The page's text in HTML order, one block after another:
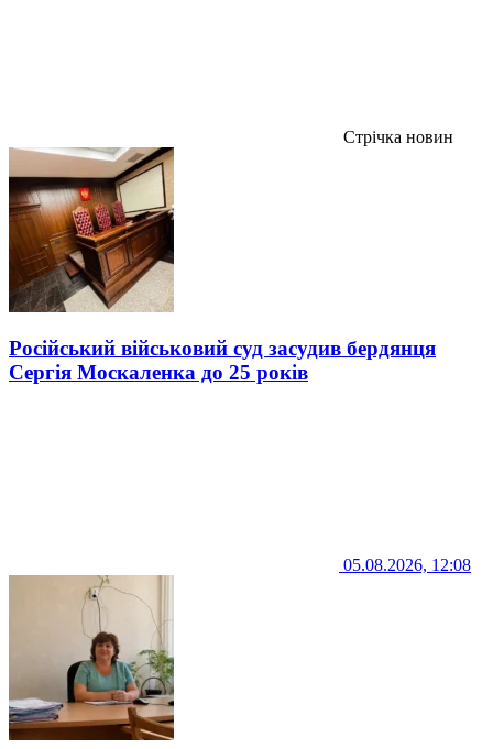
Стрічка новин
Російський військовий суд засудив бердянця
Сергія Москаленка до 25 років
05.08.2026, 12:08